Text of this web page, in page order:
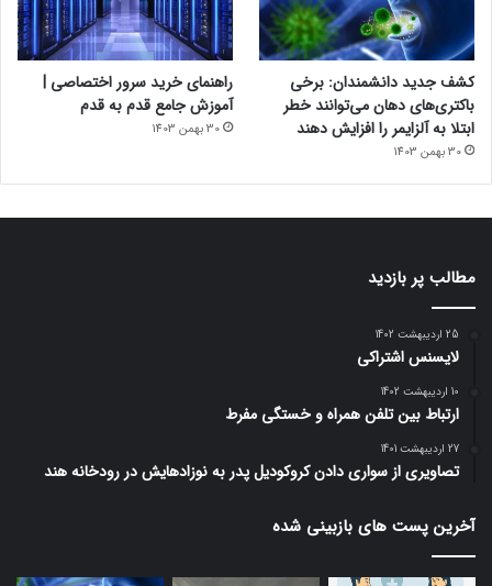
کشف جدید دانشمندان: برخی
باکتری‌های دهان می‌توانند خطر
ابتلا به آلزایمر را افزایش دهند
30 بهمن 1403
راهنمای خرید سرور اختصاصی |
آموزش جامع قدم به قدم
30 بهمن 1403
مطالب پر بازدید
25 اردیبهشت 1402
لایسنس اشتراکی
10 اردیبهشت 1402
ارتباط بین تلفن همراه و خستگی مفرط
27 اردیبهشت 1401
تصاویری از سواری دادن کروکودیل پدر به نوزادهایش در رودخانه هند
آخرین پست های بازبینی شده